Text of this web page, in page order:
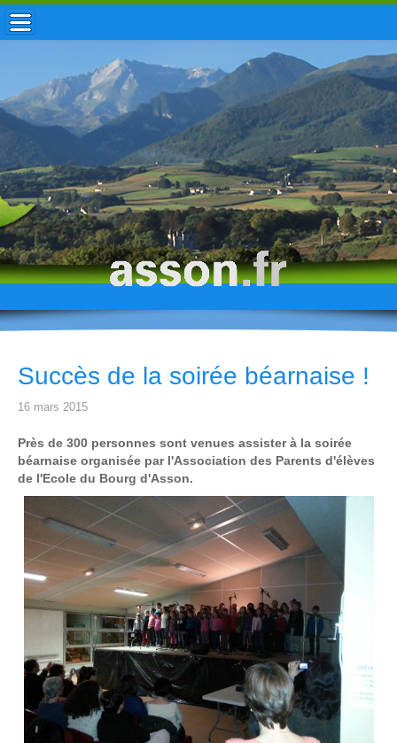
ACCUEIL / INFOS
MUNICIPALITÉ
VIE LOCALE
ENFANCE
TOURISME
HISTOIRE
Succès de la soirée béarnaise !
16 mars 2015
Près de 300 personnes sont venues assister à la soirée
béarnaise organisée par l'Association des Parents d'élèves
de l'Ecole du Bourg d'Asson.